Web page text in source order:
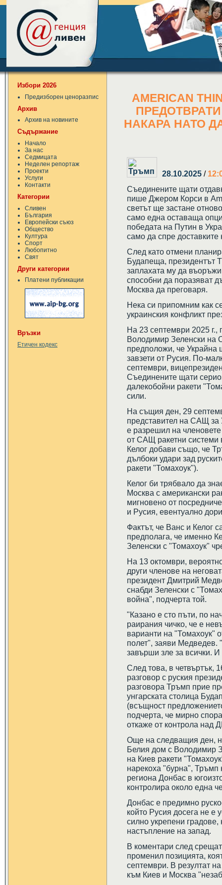
Избори 2026
Предизборен ценоразпис
Архив
Архив на новините
Съдържание
Начало
За нас
Седмицата
Неделен репортаж
Проекти
Услуги
Контакти
Категории
Сливен
България
Европейски съюз
Общество
Култура
Спорт
Любопитно
Свят
Други категории
Платени публикации
Връзки
Етичен кодекс
AMERICAN
НАКАРА НАТО
28.10.2025 /
Съединените щати
пише Джером Корси в
светът ще застане
само една оставаща
победата на Путин в
само да спре
След като отмени
Будапеща, президентът
заплахата му да
способни да поразяват
Москва да преговаря.
Нека си припомним как
украинския конфликт
На 23 септември 2025
Володимир Зеленски
предположи, че Украйна
завзети от Русия. По-
септември,
Съединените щати
далекобойни ракети
сили.
На същия ден, 29
представител на САЩ за
е разрешил на
от САЩ ракетни системи
Келог добави също, че
дълбоки удари зад
ракети "Томахоук").
Келог би трябвало да
Москва с американски
мигновено от
и Русия, евентуално
Фактът, че Ванс и Келог
предполага, че именно
Зеленски с "Томахоук"
На 13 октомври,
други членове на
президент Дмитрий
снабди Зеленски с
война", подчерта той.
"Казано е сто пъти, по
раирания чичко, че е
варианти на "Томахоук"
полет", заяви Медведев.
завърши зле за всички.
След това, в четвъртък,
разговор с руския
разговора Тръмп прие
унгарската столица
(всъщност
подчерта, че мирно
откаже от контрола над
Още на следващия ден,
Белия дом с Володимир
на Киев ракети
нарекоха "бурна", Тръмп
региона Донбас в
контролира около една
Донбас е предимно
който Русия досега не е
силно укрепени градове,
настъпление на запад.
В коментари след
променил позицията,
септември. В резултат
към Киев и Москва